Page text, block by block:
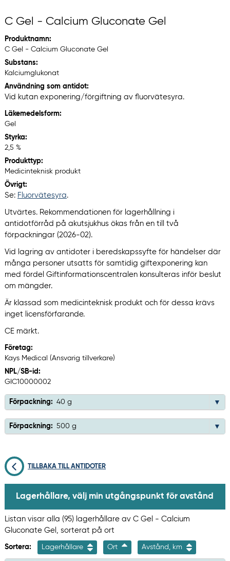
C Gel - Calcium Gluconate Gel
Produktnamn:
C Gel - Calcium Gluconate Gel
Substans:
Kalciumglukonat
Användning som antidot:
Vid kutan exponering/förgiftning av fluorvätesyra.
Läkemedelsform:
Gel
Styrka:
2,5 %
Produkttyp:
Medicinteknisk produkt
Övrigt:
Se: Fluorvätesyra.
Utvärtes. Rekommendationen för lagerhållning i
antidotförråd på akutsjukhus ökas från en till två
förpackningar (2026-02).
Vid lagring av antidoter i beredskapssyfte för händelser där
många personer utsatts för samtidig giftexponering kan
med fördel Giftinformationscentralen konsulteras inför beslut
om mängder.
Är klassad som medicinteknisk produkt och för dessa krävs
inget licensförfarande.
CE märkt.
Företag:
Kays Medical (Ansvarig tillverkare)
NPL/SB-id:
GIC10000002
Förpackning: 40 g
Förpackning: 500 g
TILLBAKA TILL ANTIDOTER
Lagerhållare, välj min utgångspunkt för avstånd
Listan visar alla (95) lagerhållare av C Gel - Calcium
Gluconate Gel, sorterat på ort
Sortera: Lagerhållare Ort Avstånd, km